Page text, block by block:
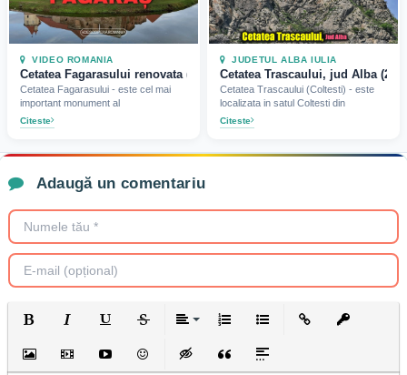
VIDEO ROMANIA
Cetatea Fagarasului renovata (2024)
Cetatea Fagarasului - este cel mai
important monument al
Citeste
JUDETUL ALBA IULIA
Cetatea Trascaului, jud Alba
Cetatea Trascaului (Coltesti) - este
localizata in satul Coltesti din
Citeste
Adaugă un comentariu
Bold Italic UnderlineStrikethrough
Align Ordered ListUnordered List
Insert LinkInsert
Insert ImageInsert VideoInsert media link
EmoticonsInsert hidden text
Insert QuoteInsert spoiler